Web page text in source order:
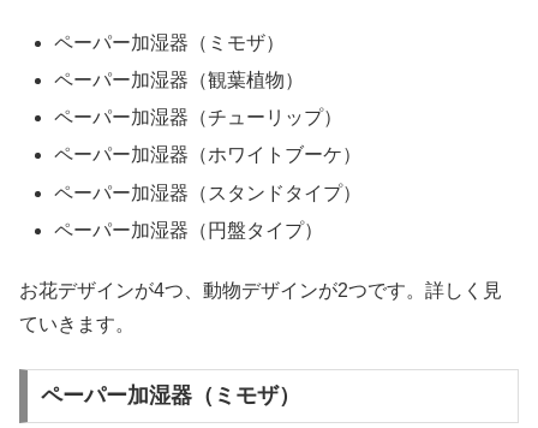
ペーパー加湿器（ミモザ）
ペーパー加湿器（観葉植物）
ペーパー加湿器（チューリップ）
ペーパー加湿器（ホワイトブーケ）
ペーパー加湿器（スタンドタイプ）
ペーパー加湿器（円盤タイプ）
お花デザインが4つ、動物デザインが2つです。詳しく見
ていきます。
ペーパー加湿器（ミモザ）